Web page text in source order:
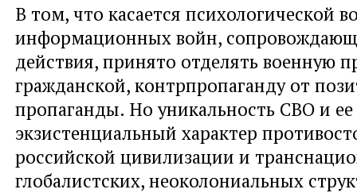
В том, что касается психологической
информационных войн,
действия, принято отделять военную
гражданской, контрпропаганду от
пропаганды. Но уникальность СВО и ее
экзистенциальный характер
российской цивилизации и
глобалистских, неоколониальных